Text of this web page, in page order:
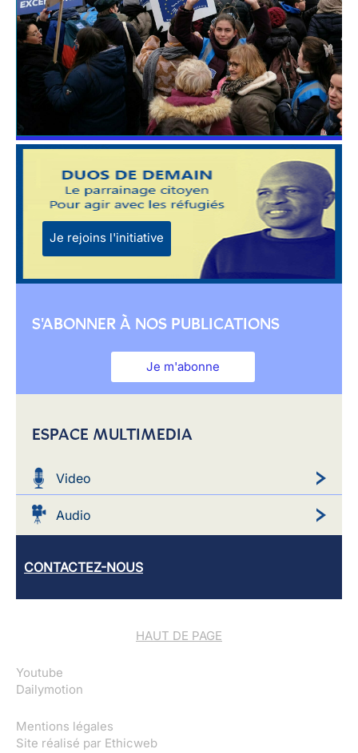
Je rejoins l'initiative
S'ABONNER À NOS PUBLICATIONS
Je m'abonne
ESPACE MULTIMEDIA
Video
Audio
CONTACTEZ-NOUS
HAUT DE PAGE
Youtube
Dailymotion
Mentions légales
Site réalisé par Ethicweb